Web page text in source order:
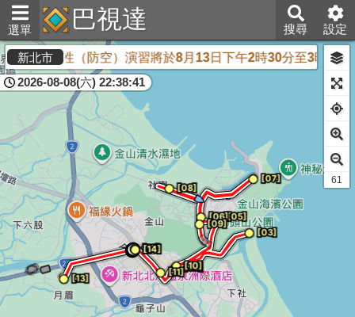
選單 巴視達 搜尋 設定
新北市
城鎮韌性（防空）演習將於8月13日下午2時30分至3時實施
2026-08-08(六) 22:38:41
58